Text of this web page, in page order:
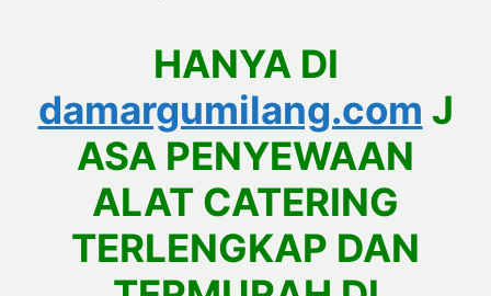
HANYA DI
damargumilang.com J
ASA PENYEWAAN
ALAT CATERING
TERLENGKAP DAN